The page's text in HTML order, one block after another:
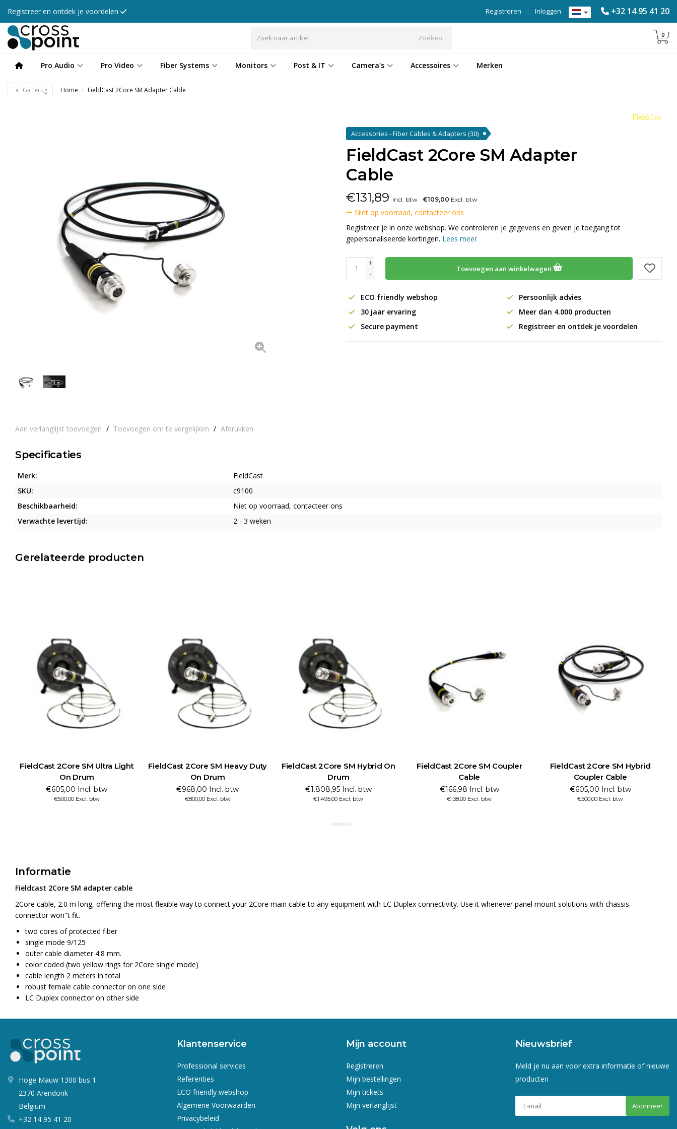
Registreer en ontdek je voordelen +32 14 95 41 20
Inloggen
|
Registreren
Zoeken 0
Pro Audio Pro Video Fiber Systems Monitors Post & IT Camera's Accessoires Merken
Ga terug Home FieldCast 2Core SM Adapter Cable
Aan verlanglijst toevoegen / Toevoegen om te vergelijken / Afdrukken
Accessories - Fiber Cables & Adapters (30)
FieldCast 2Core SM Adapter
Cable
€131,89 Incl. btw €109,00 Excl. btw
Niet op voorraad, contacteer ons
Registreer je in onze webshop. We controleren je gegevens en geven je toegang tot
gepersonaliseerde kortingen. Lees meer
+
-
Toevoegen aan winkelwagen
ECO friendly webshop
Persoonlijk advies
30 jaar ervaring
Meer dan 4.000 producten
Secure payment
Registreer en ontdek je voordelen
Specificaties
Merk:
FieldCast
SKU:
c9100
Beschikbaarheid:
Niet op voorraad, contacteer ons
Verwachte levertijd:
2 - 3 weken
Gerelateerde producten
FieldCast 2Core SM Ultra Light
On Drum
€605,00 Incl. btw
€500,00 Excl. btw
FieldCast 2Core SM Heavy Duty
On Drum
€968,00 Incl. btw
€800,00 Excl. btw
FieldCast 2Core SM Hybrid On
Drum
€1.808,95 Incl. btw
€1.495,00 Excl. btw
FieldCast 2Core SM Coupler
Cable
€166,98 Incl. btw
€138,00 Excl. btw
FieldCast 2Core SM Hybrid
Coupler Cable
€605,00 Incl. btw
€500,00 Excl. btw
Informatie
Fieldcast 2Core SM adapter cable
2Core cable, 2.0 m long, offering the most flexible way to connect your 2Core main cable to any equipment with LC Duplex connectivity. Use it whenever panel mount solutions with chassis
connector won"t fit.
two cores of protected fiber
single mode 9/125
outer cable diameter 4.8 mm.
color coded (two yellow rings for 2Core single mode)
cable length 2 meters in total
robust female cable connector on one side
LC Duplex connector on other side
Hoge Mauw 1300 bus 1
2370 Arendonk
Belgium
+32 14 95 41 20
Klantenservice
Professional services
Referenties
ECO friendly webshop
Algemene Voorwaarden
Privacybeleid
Mijn account
Registreren
Mijn bestellingen
Mijn tickets
Mijn verlanglijst
Nieuwsbrief
Meld je nu aan voor extra informatie of nieuwe
producten
Abonneer